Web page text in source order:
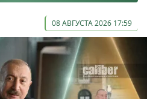
08 АВГУСТА 2026 17:59